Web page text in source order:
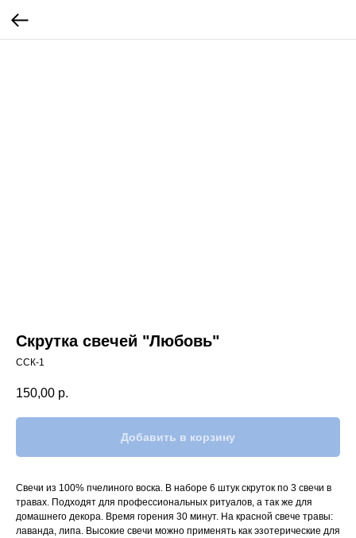
Скрутка свечей "Любовь"
ССК-1
150,00 р.
Добавить в корзину
Свечи из 100% пчелиного воска. В наборе 6 штук скруток по 3 свечи в
травах. Подходят для профессиональных ритуалов, а так же для
домашнего декора. Время горения 30 минут. На красной свече травы:
лаванда, липа. Высокие свечи можно применять как эзотерические для